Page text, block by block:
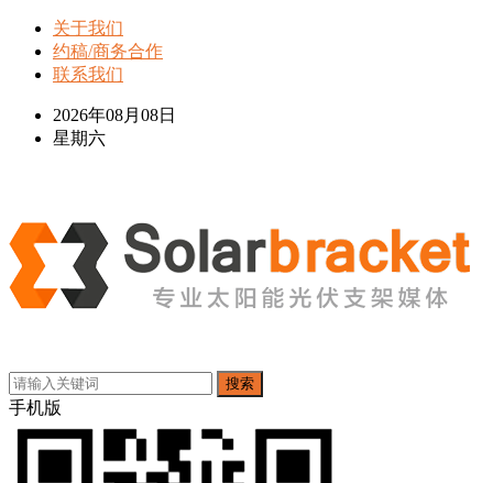
关于我们
约稿/商务合作
联系我们
2026年08月08日
星期六
搜索
手机版